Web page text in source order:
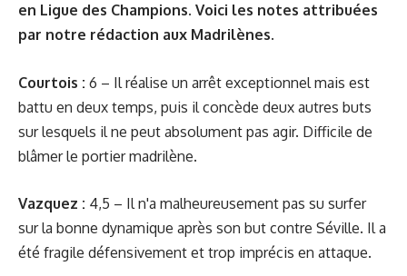
en Ligue des Champions. Voici les notes attribuées
par notre rédaction aux Madrilènes.
Courtois : 6 – Il réalise un arrêt exceptionnel mais est
battu en deux temps, puis il concède deux autres buts
sur lesquels il ne peut absolument pas agir. Difficile de
blâmer le portier madrilène.
Vazquez : 4,5 – Il n'a malheureusement pas su surfer
sur la bonne dynamique après son but contre Séville. Il a
été fragile défensivement et trop imprécis en attaque.